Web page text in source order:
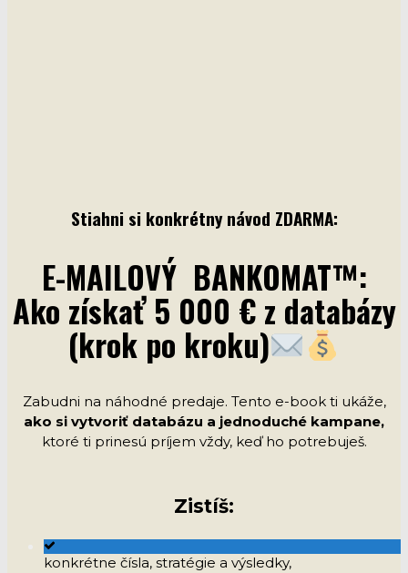
Stiahni si konkrétny návod ZDARMA:
E-MAILOVÝ BANKOMAT™:
Ako získať 5 000 € z databázy
(krok po kroku)
Zabudni na náhodné predaje. Tento e-book ti ukáže,
ako si vytvoriť databázu a jednoduché kampane,
ktoré ti prinesú príjem vždy, keď ho potrebuješ.
Zistíš:
konkrétne čísla, stratégie a výsledky,